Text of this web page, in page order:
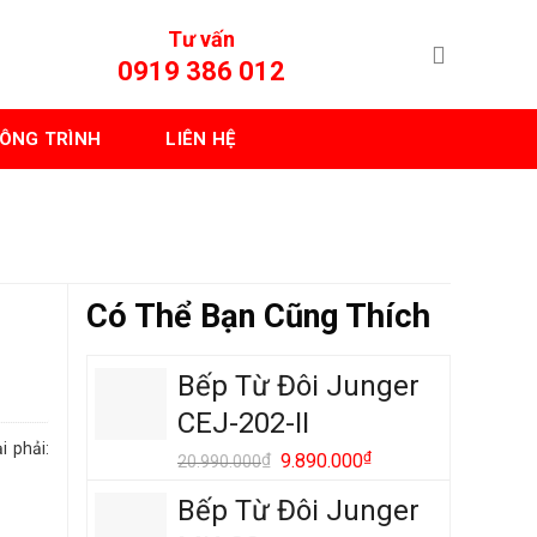
Tư vấn
0919 386 012
TRÌNH LIÊN HỆ
phải:
Có Thể Bạn Cũng Thích
Bếp Từ Đôi Junger
CEJ-202-II
20.990.000₫ Giá
là:
9.890.000₫Giá
tại
Bếp Từ Đôi Junger